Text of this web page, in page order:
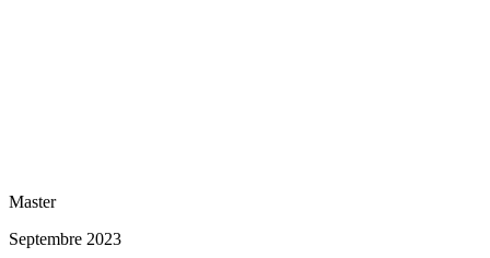
Master
Septembre 2023